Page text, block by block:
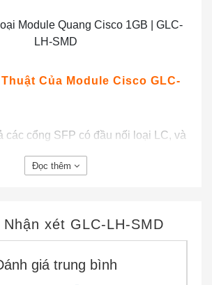
Module Quang Cisco 1GB | GLC-
LH-SMD
Của Module Cisco GLC-
các cổng SFP có đầu nối loại LC, và
và sợi đơn mode) là 6,5 feet (2 m).
Fiber
Core
(μm)
Modal
(MHz
Đọc thêm
xét GLC-LH-SMD
giá trung bình